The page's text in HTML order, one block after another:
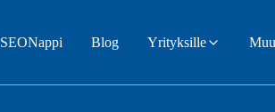
SEONappi Blog Yrityksille